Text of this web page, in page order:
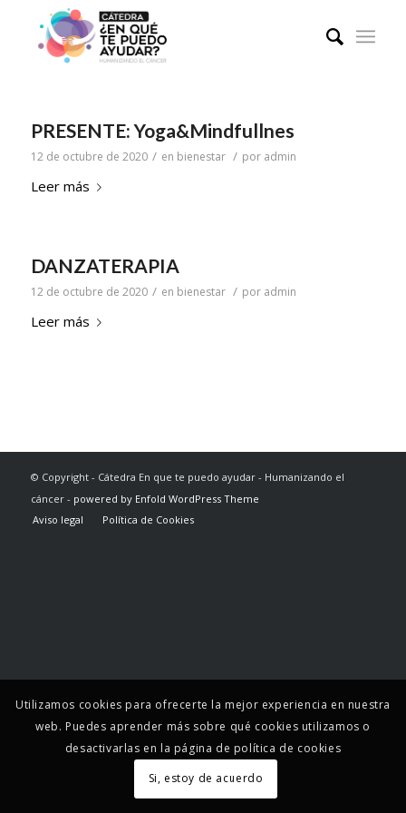
PRESENTE: Yoga&Mindfullnes
12 de octubre de 2020 / en bienestar / por admin
Leer más
DANZATERAPIA
12 de octubre de 2020 / en bienestar / por admin
Leer más
© Copyright - Cátedra En que te puedo ayudar - Humanizando el
cáncer - powered by Enfold WordPress Theme
Aviso legal
Política de Cookies
Utilizamos cookies para ofrecerte la mejor experiencia en nuestra
web. Puedes aprender más sobre qué cookies utilizamos o
desactivarlas en la página de política de cookies
Si, estoy de acuerdo